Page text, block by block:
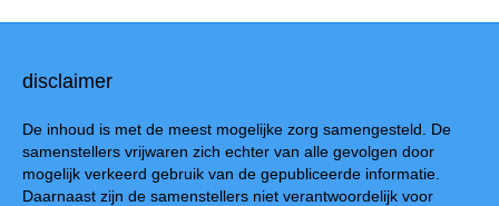
disclaimer
De inhoud is met de meest mogelijke zorg samengesteld. De
samenstellers vrijwaren zich echter van alle gevolgen door
mogelijk verkeerd gebruik van de gepubliceerde informatie.
Daarnaast zijn de samenstellers niet verantwoordelijk voor